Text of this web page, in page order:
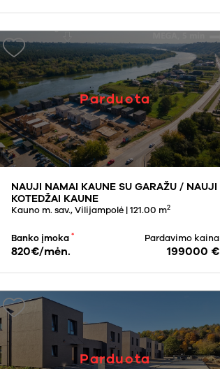
Parduota
NAUJI NAMAI KAUNE SU GARAŽU / NAUJI
KOTEDŽAI KAUNE
Kauno m. sav., Vilijampolė | 121.00 m2
Banko įmoka *
820€/mėn.
Pardavimo kaina
199000 €
Parduota